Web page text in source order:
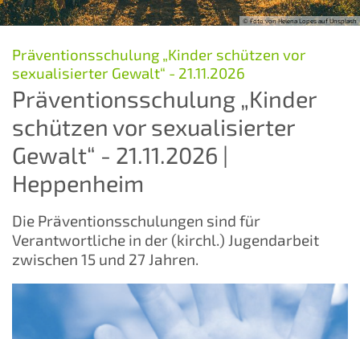
© Foto von Helena Lopes auf Unsplash
Präventionsschulung „Kinder schützen vor
sexualisierter Gewalt“ - 21.11.2026
Präventionsschulung „Kinder
schützen vor sexualisierter
Gewalt“ - 21.11.2026 |
Heppenheim
Die Präventionsschulungen sind für
Verantwortliche in der (kirchl.) Jugendarbeit
zwischen 15 und 27 Jahren.